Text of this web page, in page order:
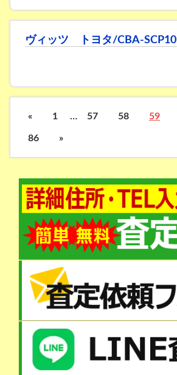
ヴィッツ トヨタ/CBA-SCP10
« 1 … 57 58 59
86 »